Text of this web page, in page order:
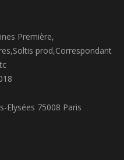
Première,
prod,Correspondant
Elysées 75008 Paris